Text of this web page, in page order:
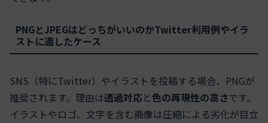
PNGとJPEGはどっちがいいのかTwitter利用例やイラ
ストに適したケース
SNS（特にTwitter）やイラストを投稿する場合、PNGが
推奨されます。理由は透過対応と色の再現性の高さです。
イラストやロゴ、文字を含む画像は圧縮による劣化が目立